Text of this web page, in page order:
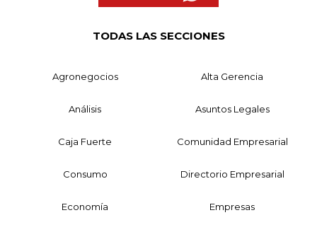
TODAS LAS SECCIONES
Agronegocios Alta Gerencia
Análisis Asuntos Legales
Caja Fuerte Comunidad Empresarial
Consumo Directorio Empresarial
Economía Empresas